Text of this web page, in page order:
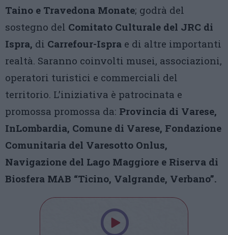
Taino e Travedona Monate; godrà del
sostegno del Comitato Culturale del JRC di
Ispra, di Carrefour-Ispra e di altre importanti
realtà. Saranno coinvolti musei, associazioni,
operatori turistici e commerciali del
territorio. L’iniziativa è patrocinata e
promossa promossa da: Provincia di Varese,
InLombardia, Comune di Varese, Fondazione
Comunitaria del Varesotto Onlus,
Navigazione del Lago Maggiore e Riserva di
Biosfera MAB “Ticino, Valgrande, Verbano”.